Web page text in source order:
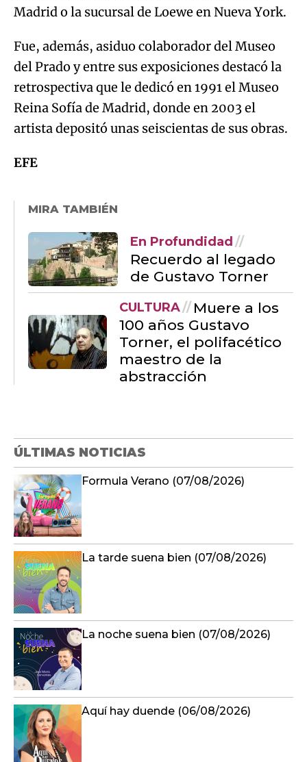
Madrid o la sucursal de Loewe en Nueva York.
Fue, además, asiduo colaborador del Museo
del Prado y entre sus exposiciones destacó la
retrospectiva que le dedicó en 1991 el Museo
Reina Sofía de Madrid, donde en 2003 el
artista depositó unas seiscientas de sus obras.
EFE
MIRA TAMBIÉN
En Profundidad
Recuerdo al legado
de Gustavo Torner
CULTURA
Muere a los
100 años Gustavo
Torner, el polifacético
maestro de la
abstracción
ÚLTIMAS NOTICIAS
Formula Verano (07/08/2026)
La tarde suena bien (07/08/2026)
La noche suena bien (07/08/2026)
Aquí hay duende (06/08/2026)